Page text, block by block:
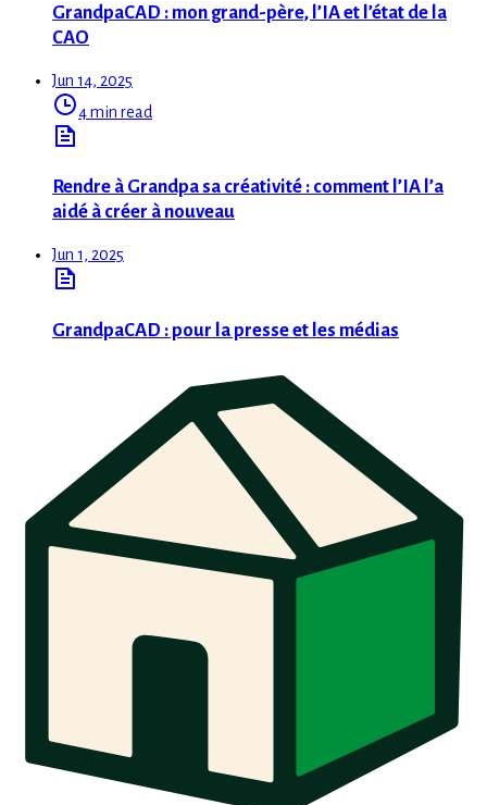
GrandpaCAD : mon grand-père, l’IA et l’état de la
CAO
Jun 14, 2025
4 min read
Rendre à Grandpa sa créativité : comment l’IA l’a
aidé à créer à nouveau
Jun 1, 2025
GrandpaCAD : pour la presse et les médias